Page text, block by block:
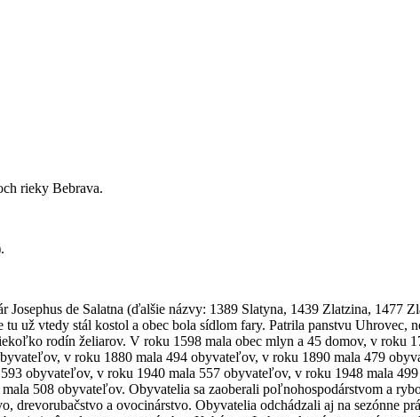
rieky Bebrava.
de Salatna (ďalšie názvy: 1389 Slatyna, 1439 Zlatzina, 1477
už vtedy stál kostol a obec bola sídlom fary. Patrila panstvu
rodín želiarov. V roku 1598 mala obec mlyn a 45 domov, v roku
v roku 1880 mala 494 obyvateľov, v roku 1890 mala 479
obyvateľov, v roku 1940 mala 557 obyvateľov, v roku 1948 mala
508 obyvateľov. Obyvatelia sa zaoberali poľnohospodárstvom a
drevorubačstvo a ovocinárstvo. Obyvatelia odchádzali aj na sezónne